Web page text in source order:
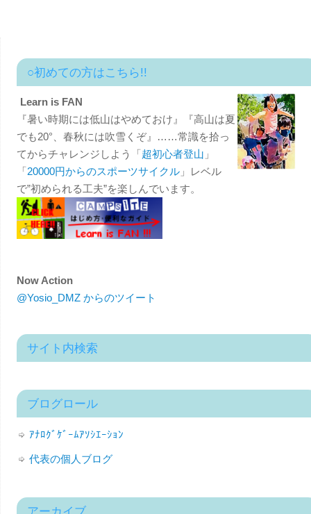
○初めての方はこちら!!
Learn is FAN
『暑い時期には低山はやめておけ』『高山は夏
でも20°、春秋には吹雪くぞ』……常識を拾っ
てからチャレンジしよう「 超初心者登山 」
「 20000円からのスポーツサイクル」レベル
で”初められる工夫”を楽しんでいます。
Now Action
@Yosio_DMZ からのツイート
サイト内検索
ブログロール
ｱﾅﾛｸﾞｹﾞｰﾑｱｿｼｴｰｼｮﾝ
代表の個人ブログ
アーカイブ